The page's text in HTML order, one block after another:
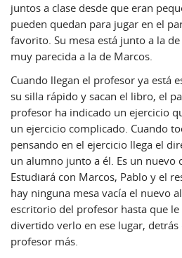
juntos a clase desde que eran
pueden quedan para jugar en el
favorito. Su mesa está junto a la
muy parecida a la de Marcos.
Cuando llegan el profesor ya está
su silla rápido y sacan el libro, el
profesor ha indicado un ejercicio
un ejercicio complicado. Cuando
pensando en el ejercicio llega el
un alumno junto a él. Es un nuevo
Estudiará con Marcos, Pablo y el
hay ninguna mesa vacía el nuevo
escritorio del profesor hasta que le
divertido verlo en ese lugar,
profesor más.